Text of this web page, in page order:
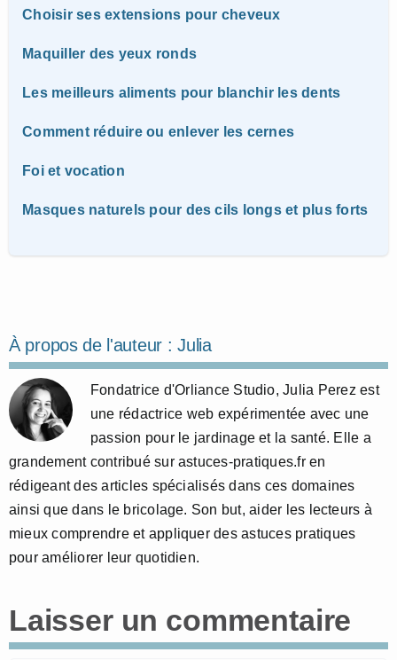
Choisir ses extensions pour cheveux
Maquiller des yeux ronds
Les meilleurs aliments pour blanchir les dents
Comment réduire ou enlever les cernes
Foi et vocation
Masques naturels pour des cils longs et plus forts
À propos de l'auteur :Julia
Fondatrice d'Orliance Studio, Julia Perez est
une rédactrice web expérimentée avec une
passion pour le jardinage et la santé. Elle a
grandement contribué sur astuces-pratiques.fr en
rédigeant des articles spécialisés dans ces domaines
ainsi que dans le bricolage. Son but, aider les lecteurs à
mieux comprendre et appliquer des astuces pratiques
pour améliorer leur quotidien.
Laisser un commentaire